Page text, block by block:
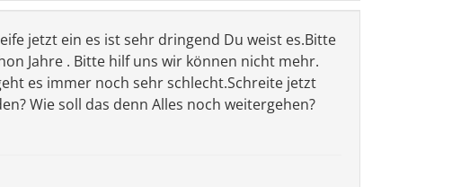
jetzt ein es ist sehr dringend Du weist es.Bitte
Jahre . Bitte hilf uns wir können nicht mehr.
es immer noch sehr schlecht.Schreite jetzt
Wie soll das denn Alles noch weitergehen?